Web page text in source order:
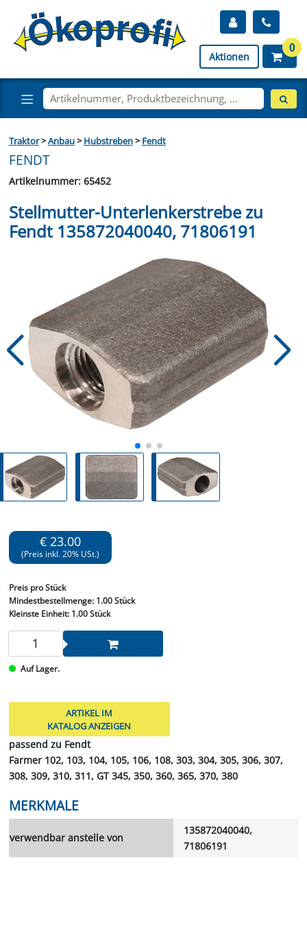
Aktionen
0
Traktor>Anbau>Hubstreben>Fendt
FENDT
Artikelnummer: 65452
Stellmutter-Unterlenkerstrebe zu
Fendt 135872040040, 71806191
€ 23.00
(Preis inkl. 20% USt.)
Preis pro Stück
Mindestbestellmenge: 1.00 Stück
Kleinste Einheit:1.00 Stück
Auf Lager.
ARTIKEL IM
KATALOG ANZEIGEN
passend zu Fendt
Farmer 102, 103, 104, 105, 106, 108, 303, 304, 305, 306, 307,
308, 309, 310, 311, GT 345, 350, 360, 365, 370, 380
MERKMALE
verwendbar anstelle von
135872040040,
71806191